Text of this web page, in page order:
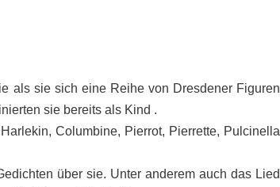
als sie sich eine Reihe von Dresdener Figuren
sie bereits als Kind .
Columbine, Pierrot, Pierrette, Pulcinella
über sie. Unter anderem auch das Lied